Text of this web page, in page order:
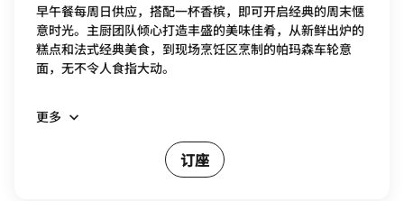
早午餐每周日供应，搭配一杯香槟，即可开启经典的周末惬
意时光。主厨团队倾心打造丰盛的美味佳肴，从新鲜出炉的
糕点和法式经典美食，到现场烹饪区烹制的帕玛森车轮意
面，无不令人食指大动。
更多
订座